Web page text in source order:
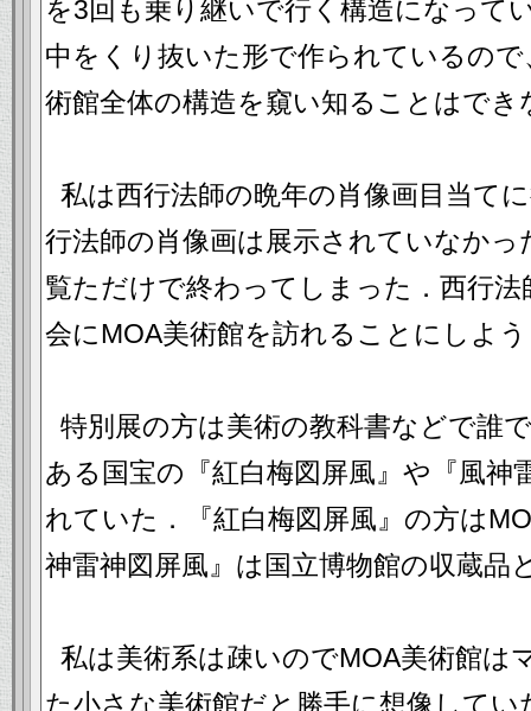
を3回も乗り継いで行く構造になって
中をくり抜いた形で作られているの
術館全体の構造を窺い知ることはでき
私は西行法師の晩年の肖像画目当て
行法師の肖像画は展示されていなか
覧ただけで終わってしまった．西行
会にMOA美術館を訪れることにしよ
特別展の方は美術の教科書などで誰
ある国宝の『紅白梅図屏風』や『風神
れていた．『紅白梅図屏風』の方は
神雷神図屏風』は国立博物館の収蔵品
私は美術系は疎いのでMOA美術館は
た小さな美術館だと勝手に想像して